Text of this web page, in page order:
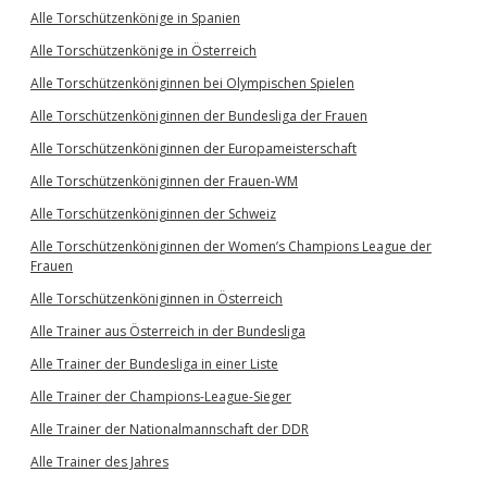
Alle Torschützenkönige in Spanien
Alle Torschützenkönige in Österreich
Alle Torschützenköniginnen bei Olympischen Spielen
Alle Torschützenköniginnen der Bundesliga der Frauen
Alle Torschützenköniginnen der Europameisterschaft
Alle Torschützenköniginnen der Frauen-WM
Alle Torschützenköniginnen der Schweiz
Alle Torschützenköniginnen der Women’s Champions League der
Frauen
Alle Torschützenköniginnen in Österreich
Alle Trainer aus Österreich in der Bundesliga
Alle Trainer der Bundesliga in einer Liste
Alle Trainer der Champions-League-Sieger
Alle Trainer der Nationalmannschaft der DDR
Alle Trainer des Jahres